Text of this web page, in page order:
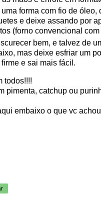
uma forma com fio de óleo,
e deixe assando por
(forno convencional
bem, e talvez de
mas deixe esfriar um
firme e sai mais fácil.
todos!!!!
pimenta, catchup ou
embaixo o que vc